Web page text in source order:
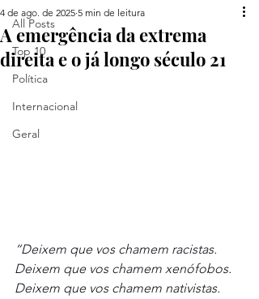
All Posts
Top 10
Política
Internacional
Geral
A emergência da extrema
direita e o já longo século 21
4 de ago. de 2025 5 min de leitura
“Deixem que vos chamem racistas.
Deixem que vos chamem xenófobos.
Deixem que vos chamem nativistas.